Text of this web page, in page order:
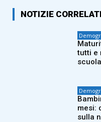
NOTIZIE
tutti e
scuola
mesi:
sulla